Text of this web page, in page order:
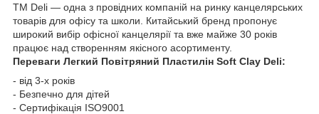
ТМ Deli — одна з провідних компаній на ринку канцелярських
товарів для офісу та школи. Китайський бренд пропонує
широкий вибір офісної канцелярії та вже майже 30 років
працює над створенням якісного асортименту.
Переваги Легкий Повітряний Пластилін Soft Clay Deli:
- від 3-х років
- Безпечно для дітей
- Сертифікація ISO9001